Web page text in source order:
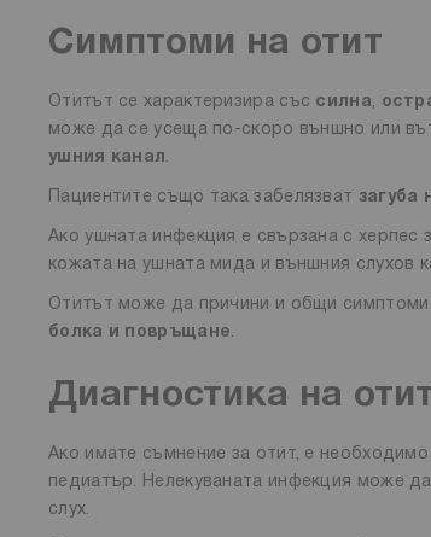
Симптоми на отит
Отитът се характеризира със силна,
може да се усеща по-скоро външно или
ушния канал.
Пациентите също така забелязват загуба
Ако ушната инфекция е свързана с
кожата на ушната мида и външния слухов
Отитът може да причини и общи симптоми
болка и повръщане.
Диагностика на
Ако имате съмнение за отит, е
педиатър. Нелекуваната инфекция може
слух.